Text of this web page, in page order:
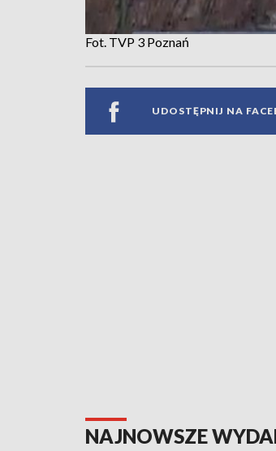
Fot. TVP 3 Poznań
UDOSTĘPNIJ NA
NAJNOWSZE